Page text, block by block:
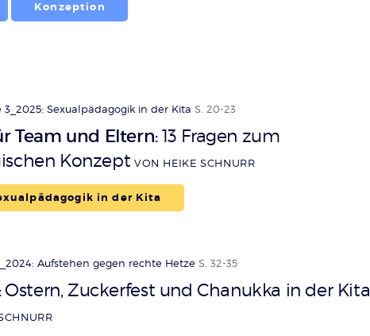
Konzeption
3_2025: Sexualpädagogik in der Kita S. 20-23
Team und Eltern: 13 Fragen zum
Konzept VON HEIKE SCHNURR
in der Kita
Aufstehen gegen rechte Hetze S. 32-35
Ostern, Zuckerfest und Chanukka in der Kita